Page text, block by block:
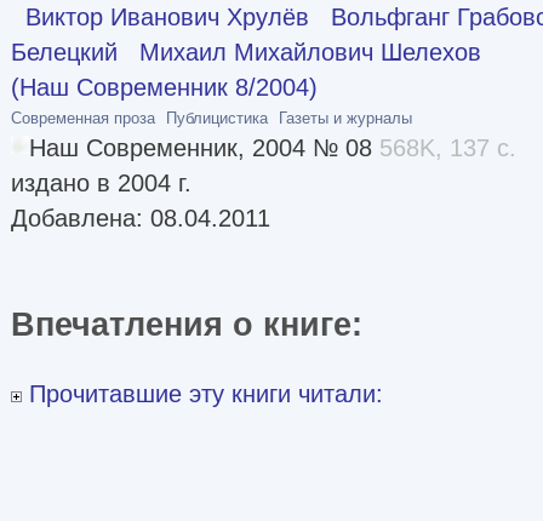
Виктор Иванович Хрулёв
Вольфганг
Белецкий
Михаил Михайлович Шелехов
(Наш Современник 8/2004)
Современная проза Публицистика Газеты и журналы
Наш Современник, 2004 № 08 568K, 137 с.
издано в 2004 г.
Добавлена: 08.04.2011
Впечатления о книге:
Прочитавшие эту книги читали: